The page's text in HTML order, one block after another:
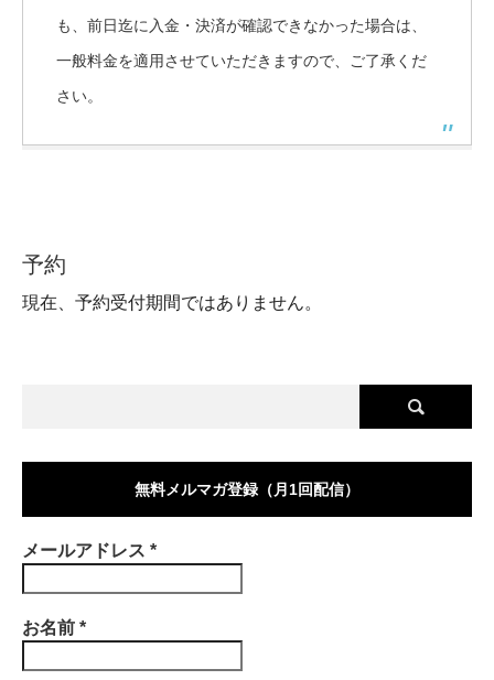
も、前日迄に入金・決済が確認できなかった場合は、
一般料金を適用させていただきますので、ご了承くだ
さい。
予約
現在、予約受付期間ではありません。
無料メルマガ登録（月1回配信）
メールアドレス *
お名前 *